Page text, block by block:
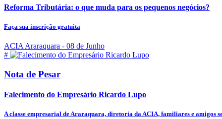
Reforma Tributária: o que muda para os pequenos negócios?
Faça sua inscrição gratuita
ACIA Araraquara - 08 de Junho
#
Nota de Pesar
Falecimento do Empresário Ricardo Lupo
A classe empresarial de Araraquara, diretoria da ACIA, familiares e amigos